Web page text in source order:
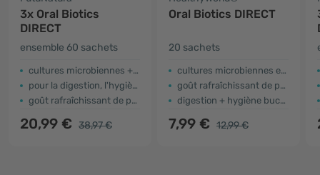
3x Oral Biotics
DIRECT
ensemble 60 sachets
cultures microbiennes + inuline
pour la digestion, l'hygiène buccale et une haleine fraîche
goût rafraîchissant de pomme
20,99 € 38,97 €
Oral Biotics DIRECT
20 sachets
cultures microbiennes et inuline
goût rafraîchissant de pomme
digestion + hygiène buccale + haleine fraîche
7,99 € 12,99 €